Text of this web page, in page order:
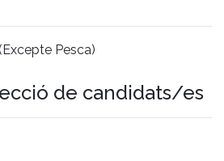
Pesca)
de candidats/es